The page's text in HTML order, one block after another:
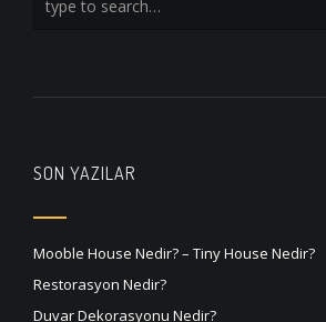
SON YAZILAR
Mooble House Nedir? – Tiny House Nedir?
Restorasyon Nedir?
Duvar Dekorasyonu Nedir?